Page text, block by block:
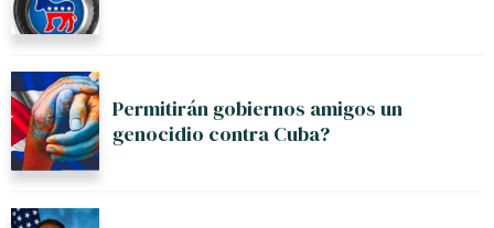
Permitirán gobiernos amigos un
genocidio contra Cuba?